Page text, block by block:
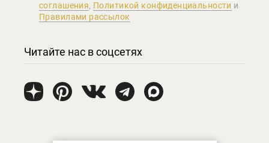
соглашения, Политикой конфиденциальности и
Правилами рассылок
Читайте нас в соцсетях